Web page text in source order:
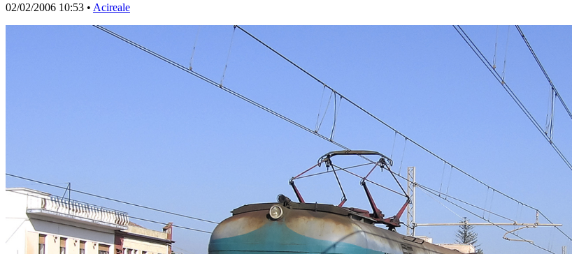
02/02/2006 10:53 • Acireale